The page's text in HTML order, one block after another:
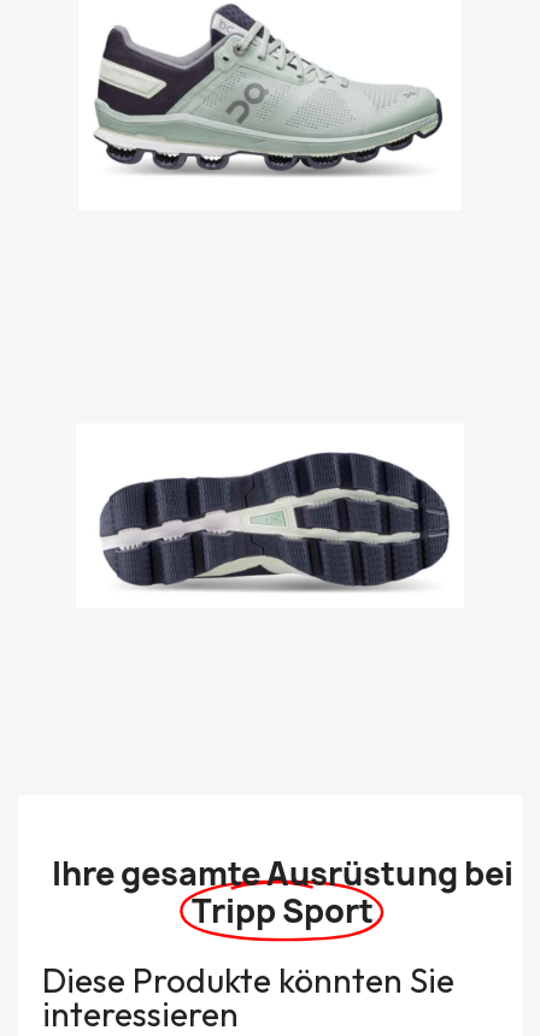
Ihre gesamte Ausrüstung bei
Tripp Sport
Diese Produkte könnten Sie
interessieren